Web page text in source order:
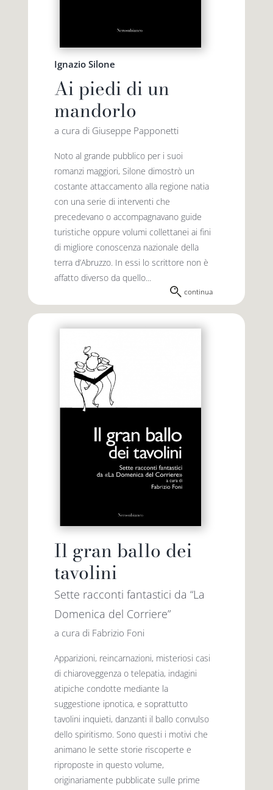
Ignazio Silone
Ai piedi di un
mandorlo
a cura di Giuseppe Papponetti
Noto al grande pubblico per i suoi
romanzi maggiori, Silone dimostrò un
costante attaccamento alla regione natia
con una serie di interventi che
precedevano o accompagnavano guide
turistiche oppure volumi collettanei ai fini
di migliore conoscenza nazionale della
terra d’Abruzzo. In essi lo scrittore non è
affatto diverso da quello...
continua
Il gran ballo dei
tavolini
Sette racconti fantastici da “La
Domenica del Corriere”
a cura di Fabrizio Foni
Apparizioni, reincarnazioni, misteriosi casi
di chiaroveggenza o telepatia, indagini
atipiche condotte mediante la
suggestione ipnotica, e soprattutto
tavolini inquieti, danzanti il ballo convulso
dello spiritismo. Sono questi i motivi che
animano le sette storie riscoperte e
riproposte in questo volume,
originariamente pubblicate sulle prime